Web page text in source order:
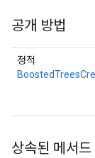
공개 방법
정적
상속된 메서드